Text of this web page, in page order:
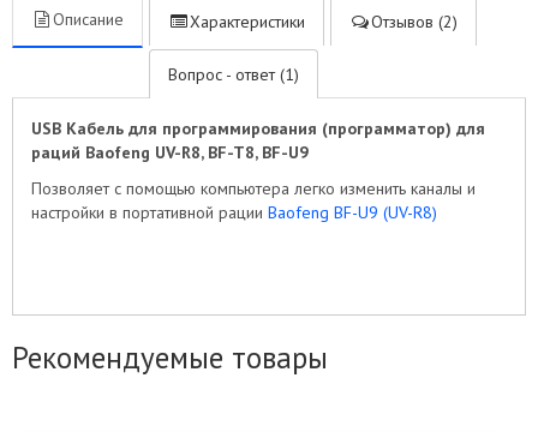
Описание Характеристики Отзывов (2)
Вопрос - ответ (1)
USB Кабель для программирования (программатор) для
раций Baofeng UV-R8, BF-T8, BF-U9
Позволяет с помощью компьютера легко изменить каналы и
настройки в портативной рации Baofeng BF-U9 (UV-R8)
Рекомендуемые товары